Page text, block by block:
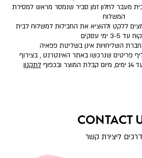
מעבר לחלון זמן סביר שנמסר מראש למסירת
המשלוח
ללקט ולהוציא את החבילות למשלוח לבית
3-5 ימי עסקים
השליחויות אינן בשליטת פפאיה
פריטים שנרכשו באתר האינטרנט , בצירוף
לתקנון
CONTACT
דרכים ליצירת קשר